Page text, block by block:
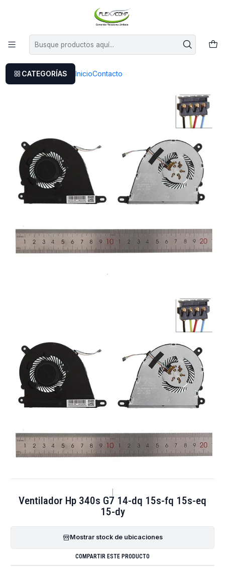
CATEGORÍAS InicioContacto
Este es el texto del slide
Ventilador Hp 340s G7 14-dq 15s-fq 15s-eq
15-dy
Mostrar stock de ubicaciones
COMPARTIR ESTE PRODUCTO